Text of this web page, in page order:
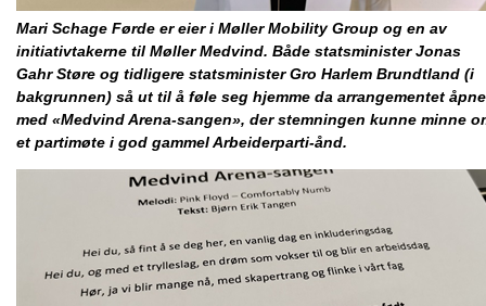
Mari Schage Førde er eier i Møller Mobility Group og en av
initiativtakerne til Møller Medvind. Både statsminister Jonas
Gahr Støre og tidligere statsminister Gro Harlem Brundtland (i
bakgrunnen) så ut til å føle seg hjemme da arrangementet
med «Medvind Arena-sangen», der stemningen kunne minne
et partimøte i god gammel Arbeiderparti-ånd.